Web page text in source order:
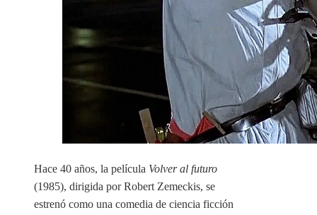
Hace 40 años, la película Volver al futuro
(1985), dirigida por Robert Zemeckis, se
estrenó como una comedia de ciencia ficción